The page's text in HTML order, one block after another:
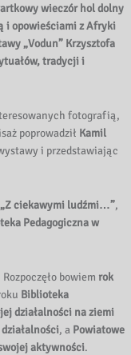
wieczór hol dolny
i opowieściami z Afryki
„Vodun” Krzysztofa
tradycji i
fotografią,
poprowadził Kamil
i przedstawiając
ciekawymi ludźmi…”,
Pedagogiczna w
bowiem rok
Biblioteka
działalności na ziemi
, a Powiatowe
aktywności.